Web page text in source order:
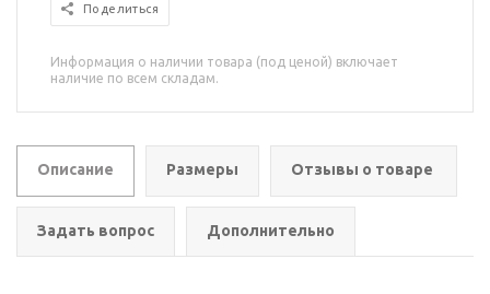
Поделиться
Информация о наличии товара (под ценой) включает
наличие по всем складам.
Описание Размеры Отзывы о товаре
Задать вопрос Дополнительно